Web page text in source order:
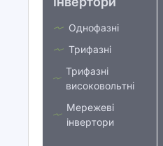
Однофазні
Трифазні
Трифазні
високовольтні
Мережеві
інвертори